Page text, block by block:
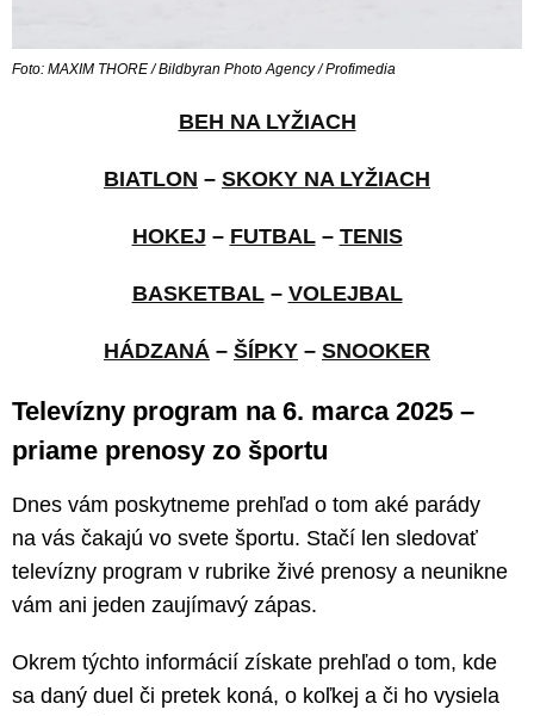
Foto: MAXIM THORE / Bildbyran Photo Agency / Profimedia
BEH NA LYŽIACH
BIATLON – SKOKY NA LYŽIACH
HOKEJ – FUTBAL– TENIS
BASKETBAL– VOLEJBAL
HÁDZANÁ – ŠÍPKY – SNOOKER
Televízny program na 6. marca 2025 –
priame prenosy zo športu
Dnes vám poskytneme prehľad o tom aké parády
na vás čakajú vo svete športu. Stačí len sledovať
televízny program v rubrike živé prenosy a neunikne
vám ani jeden zaujímavý zápas.
Okrem týchto informácií získate prehľad o tom, kde
sa daný duel či pretek koná, o koľkej a či ho vysiela